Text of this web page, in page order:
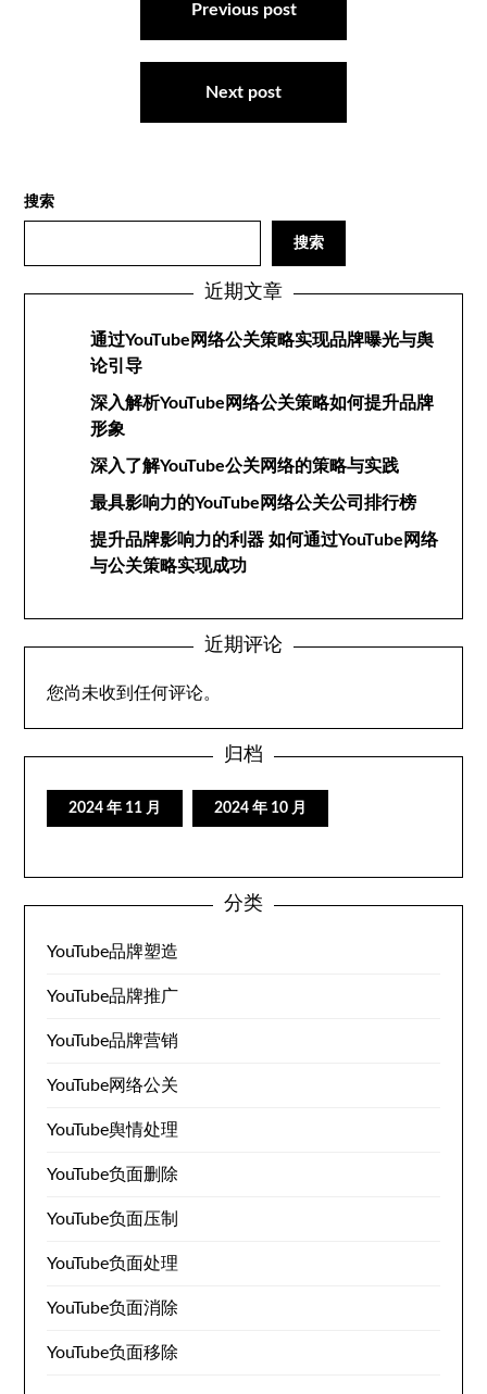
Previous post
Next post
搜索
搜索
近期文章
通过YouTube网络公关策略实现品牌曝光与舆
论引导
深入解析YouTube网络公关策略如何提升品牌
形象
深入了解YouTube公关网络的策略与实践
最具影响力的YouTube网络公关公司排行榜
提升品牌影响力的利器 如何通过YouTube网络
与公关策略实现成功
近期评论
您尚未收到任何评论。
归档
2024 年 11 月 2024 年 10 月
分类
YouTube品牌塑造
YouTube品牌推广
YouTube品牌营销
YouTube网络公关
YouTube舆情处理
YouTube负面删除
YouTube负面压制
YouTube负面处理
YouTube负面消除
YouTube负面移除